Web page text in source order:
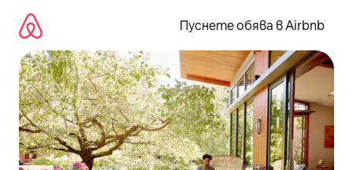
съдържанието
Пуснете обява в Airbnb